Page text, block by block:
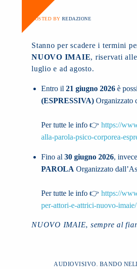
POSTED BY REDAZIONE
Stanno per scadere i termini
NUOVO IMAIE, riservati
luglio e ad agosto.
Entro il 21 giugno 2026 è
(ESPRESSIVA) Organizzato
Per tutte le info 👉 https://
alla-parola-psico-corporea-
Fino al 30 giugno 2026,
PAROLA Organizzato
Per tutte le info 👉 https://
per-attori-e-attrici-nuovo-imaie/
NUOVO IMAIE, sempre al
AUDIOVISIVO. BANDO